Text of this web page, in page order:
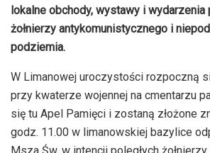
lokalne obchody, wystawy i
żołnierzy antykomunistycznego i
podziemia.
W Limanowej uroczystości rozpoczną
przy kwaterze wojennej na cmentarzu
się tu Apel Pamięci i zostaną złożone
godz. 11.00 w limanowskiej bazylice